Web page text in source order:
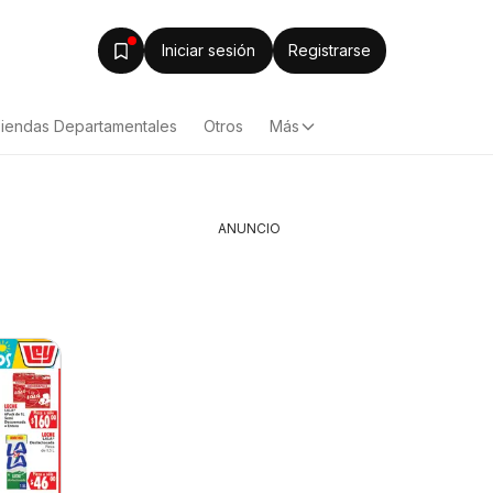
Iniciar sesión Registrarse
Departamentales Otros Más
ANUNCIO